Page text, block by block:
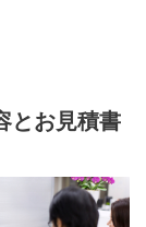
とお見積書